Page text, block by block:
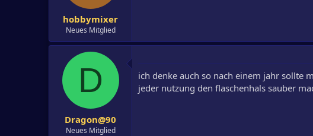
hobbymixer
Neues Mitglied
D
Dragon@90
Neues Mitglied
ich denke auch so nach einem jahr sollte
jeder nutzung den flaschenhals sauber